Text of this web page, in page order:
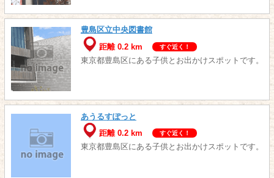
豊島区立中央図書館
距離 0.2 km
すぐ近く！
東京都豊島区にある子供とお出かけスポットです。
あうるすぽっと
距離 0.2 km
すぐ近く！
東京都豊島区にある子供とお出かけスポットです。